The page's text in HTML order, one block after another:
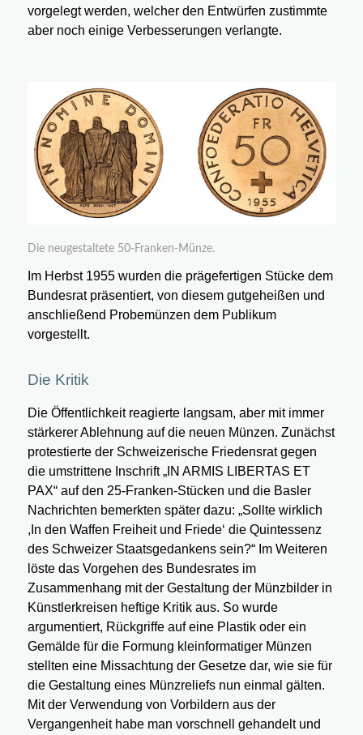
vorgelegt werden, welcher den Entwürfen zustimmte
aber noch einige Verbesserungen verlangte.
Die neugestaltete 50-Franken-Münze.
Im Herbst 1955 wurden die prägefertigen Stücke dem
Bundesrat präsentiert, von diesem gutgeheißen und
anschließend Probemünzen dem Publikum
vorgestellt.
Die Kritik
Die Öffentlichkeit reagierte langsam, aber mit immer
stärkerer Ablehnung auf die neuen Münzen. Zunächst
protestierte der Schweizerische Friedensrat gegen
die umstrittene Inschrift „IN ARMIS LIBERTAS ET
PAX“ auf den 25-Franken-Stücken und die Basler
Nachrichten bemerkten später dazu: „Sollte wirklich
,In den Waffen Freiheit und Friede‘ die Quintessenz
des Schweizer Staatsgedankens sein?“ Im Weiteren
löste das Vorgehen des Bundesrates im
Zusammenhang mit der Gestaltung der Münzbilder in
Künstlerkreisen heftige Kritik aus. So wurde
argumentiert, Rückgriffe auf eine Plastik oder ein
Gemälde für die Formung kleinformatiger Münzen
stellten eine Missachtung der Gesetze dar, wie sie für
die Gestaltung eines Münzreliefs nun einmal gälten.
Mit der Verwendung von Vorbildern aus der
Vergangenheit habe man vorschnell gehandelt und